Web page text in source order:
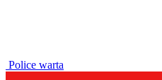
Police warta